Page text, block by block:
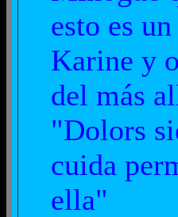
esto es
Karine y
del más
"Dolors
cuida
ella"